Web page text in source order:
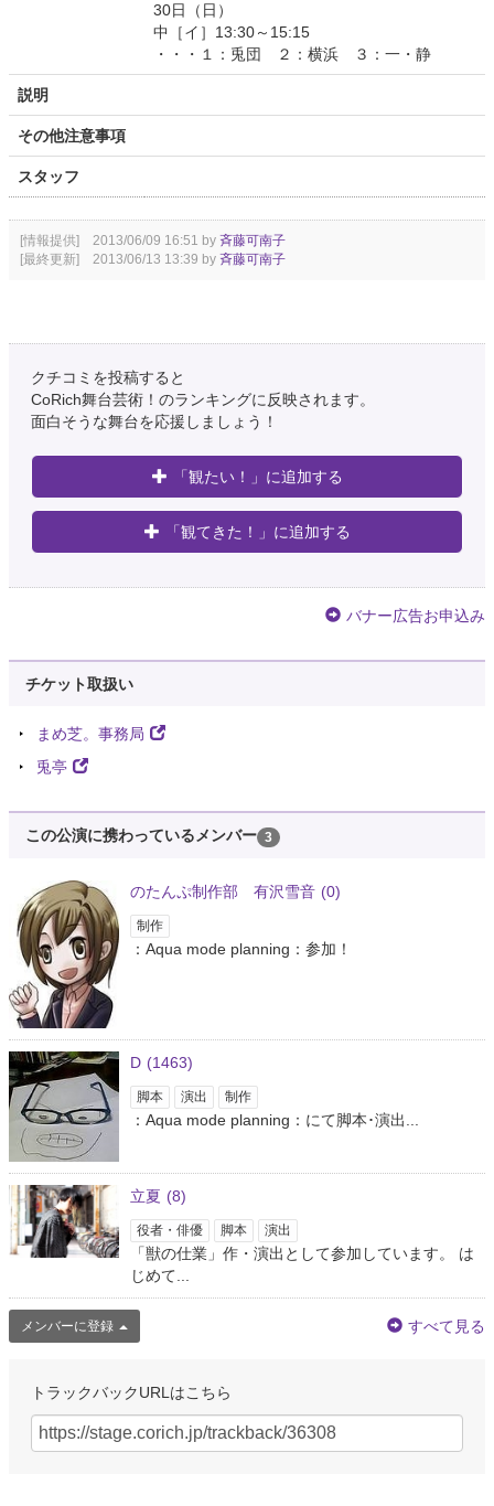
30日（日）
中［イ］13:30～15:15
・・・１：兎団 ２：横浜 ３：一・静
説明
その他注意事項
スタッフ
[情報提供] 2013/06/09 16:51 by 斉藤可南子
[最終更新] 2013/06/13 13:39 by 斉藤可南子
クチコミを投稿すると
CoRich舞台芸術！のランキングに反映されます。
面白そうな舞台を応援しましょう！
「観たい！」に追加する
「観てきた！」に追加する
バナー広告お申込み
チケット取扱い
まめ芝。事務局
兎亭
この公演に携わっているメンバー 3
のたんぷ制作部 有沢雪音 (0)
制作
：Aqua mode planning：参加！
D (1463)
脚本 演出 制作
：Aqua mode planning：にて脚本･演出...
立夏 (8)
役者・俳優 脚本 演出
「獣の仕業」作・演出として参加しています。 は
じめて...
メンバーに登録 すべて見る
トラックバックURLはこちら